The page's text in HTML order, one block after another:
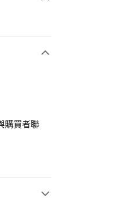
購買者聯